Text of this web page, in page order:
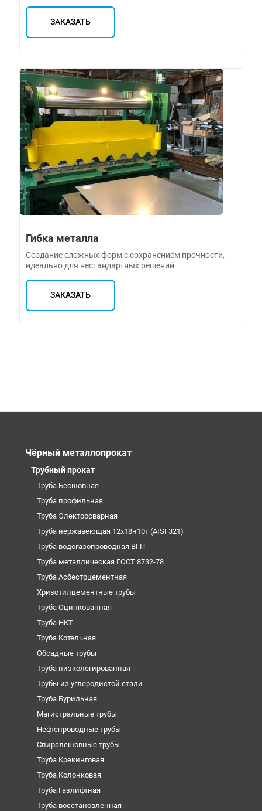
ЗАКАЗАТЬ
Гибка металла
Создание сложных форм с сохранением прочности,
идеально для нестандартных решений
ЗАКАЗАТЬ
Чёрный металлопрокат
Трубный прокат
Труба Бесшовная
Труба профильная
Труба Электросварная
Труба нержавеющая 12х18н10т (AISI 321)
Труба водогазопроводная ВГП
Труба металлическая ГОСТ 8732-78
Труба Асбестоцементная
Хризотилцементные трубы
Труба Оцинкованная
Труба НКТ
Труба Котельная
Обсадные трубы
Труба низколегированная
Трубы из углеродистой стали
Труба Бурильная
Магистральные трубы
Нефтепроводные трубы
Спиралешовные трубы
Труба Крекинговая
Труба Колонковая
Труба Газлифтная
Труба восстановленная